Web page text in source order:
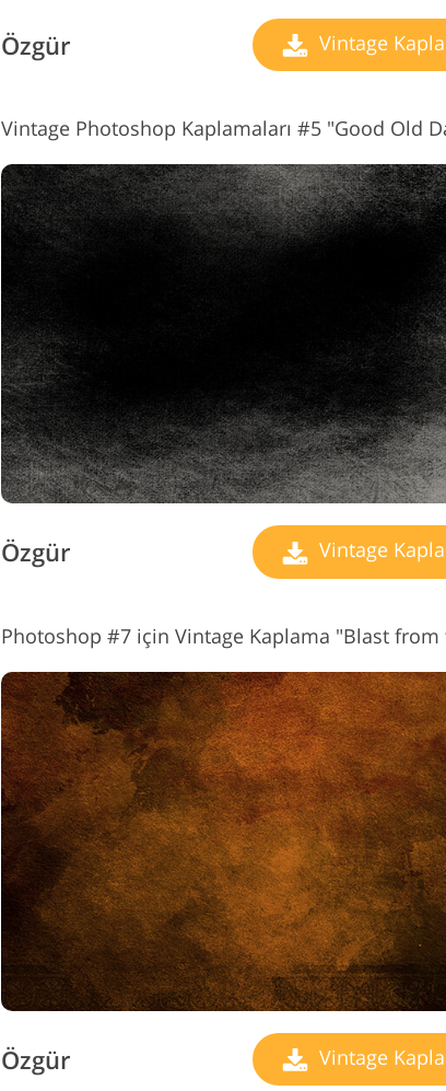
Özgür Vintage
Vintage Photoshop Kaplamaları #5 "Good Old
Özgür Vintage
Özgür Vintage